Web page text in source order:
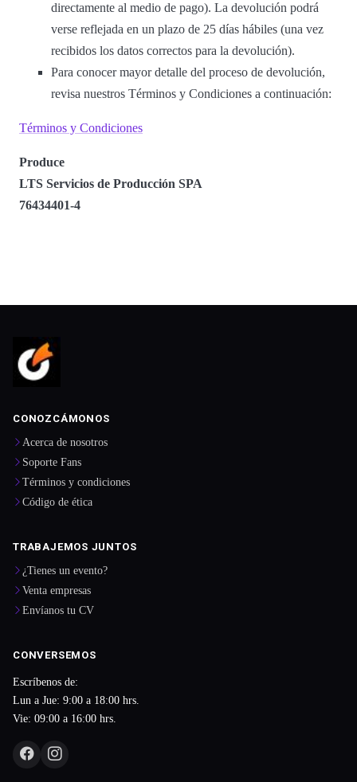
directamente al medio de pago). La devolución podrá
verse reflejada en un plazo de 25 días hábiles (una vez
recibidos los datos correctos para la devolución).
Para conocer mayor detalle del proceso de devolución,
revisa nuestros Términos y Condiciones a continuación:
Términos y Condiciones
Produce
LTS Servicios de Producción SPA
76434401-4
CONOZCÁMONOS
Acerca de nosotros
Soporte Fans
Términos y condiciones
Código de ética
TRABAJEMOS JUNTOS
¿Tienes un evento?
Venta empresas
Envíanos tu CV
CONVERSEMOS
Escríbenos de:
Lun a Jue: 9:00 a 18:00 hrs.
Vie: 09:00 a 16:00 hrs.